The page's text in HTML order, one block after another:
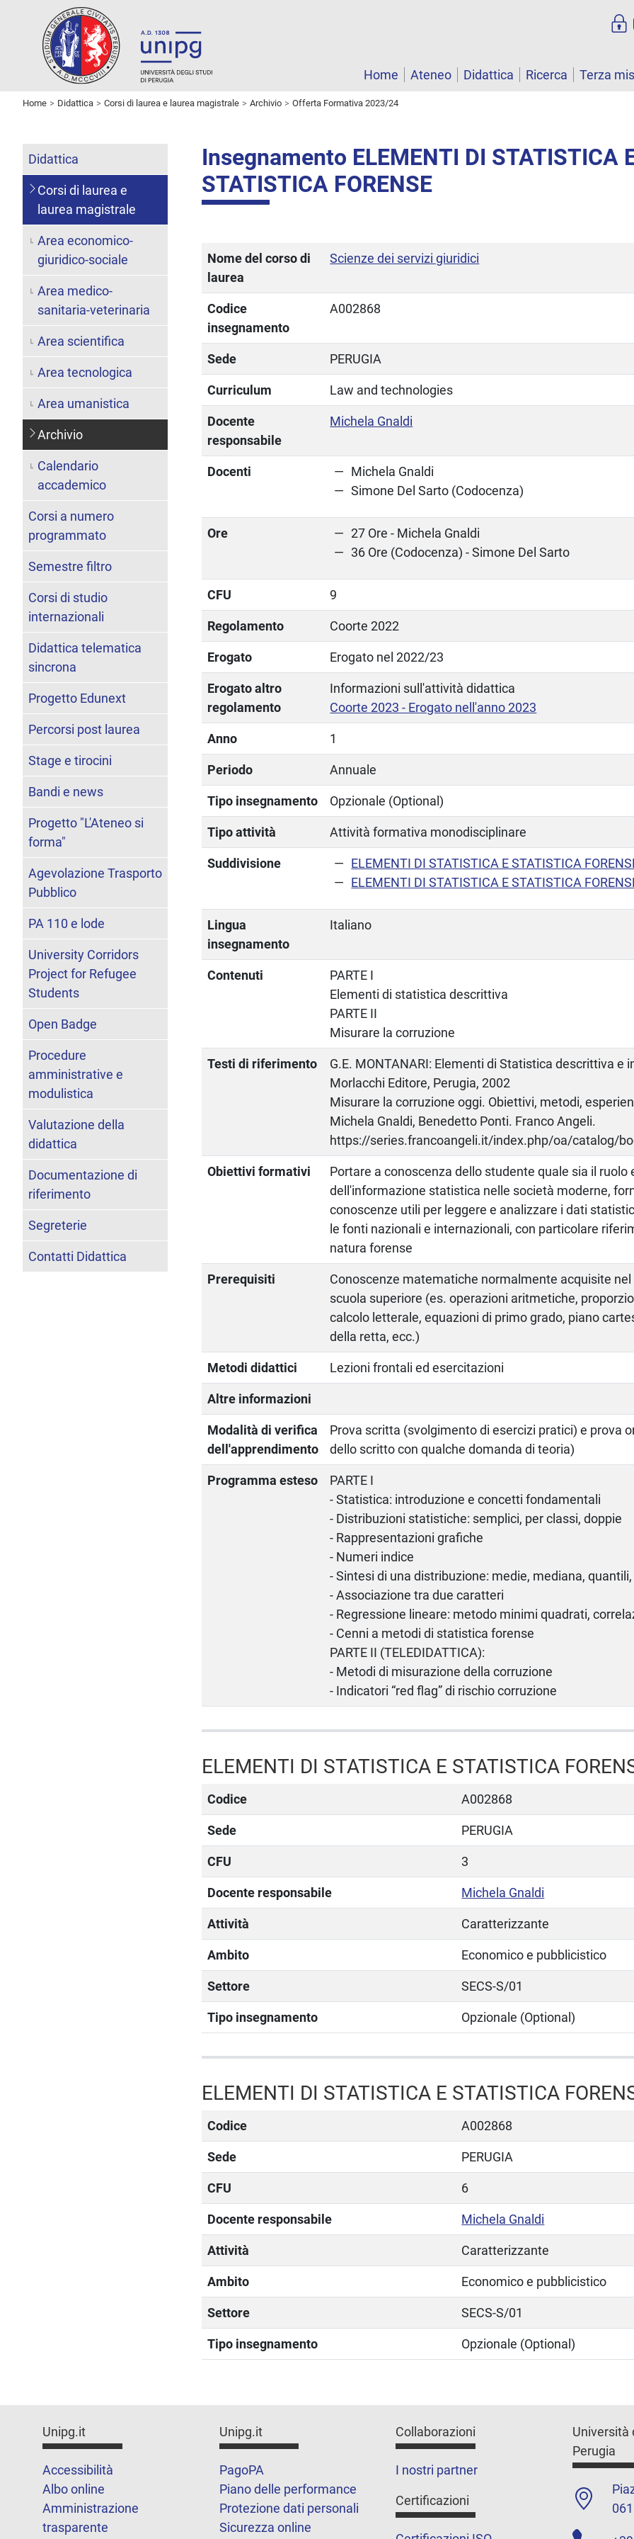
Home Ateneo Didattica Ricerca Terza
Home Didattica Corsi di laurea e laurea magistrale Archivio Offerta Formativa 2023/24
Insegnamento ELEMENTI DI STATISTICA
STATISTICA FORENSE
Nome del corso di
laurea
Scienze dei servizi giuridici
Codice
insegnamento
A002868
Sede PERUGIA
Curriculum Law and technologies
Docente
responsabile
Michela Gnaldi
Docenti
Michela Gnaldi
Simone Del Sarto (Codocenza)
Ore
27 Ore - Michela Gnaldi
36 Ore (Codocenza) - Simone Del Sarto
CFU 9
Regolamento Coorte 2022
Erogato Erogato nel 2022/23
Erogato altro
regolamento
Informazioni sull'attività didattica
Coorte 2023 - Erogato nell'anno 2023
Anno 1
Periodo Annuale
Tipo insegnamento Opzionale (Optional)
Tipo attività Attività formativa monodisciplinare
Suddivisione
ELEMENTI DI STATISTICA E STATISTICA
ELEMENTI DI STATISTICA E STATISTICA
Lingua
insegnamento
Italiano
Contenuti
PARTE I
Elementi di statistica descrittiva
PARTE II
Misurare la corruzione
Testi di riferimento
G.E. MONTANARI: Elementi di Statistica descrittiva e
Morlacchi Editore, Perugia, 2002
Misurare la corruzione oggi. Obiettivi, metodi,
Michela Gnaldi, Benedetto Ponti. Franco Angeli.
https://series.francoangeli.it/index.php/oa/catalog/
Obiettivi formativi
Portare a conoscenza dello studente quale sia il ruolo
dell'informazione statistica nelle società moderne,
conoscenze utili per leggere e analizzare i dati
le fonti nazionali e internazionali, con particolare
natura forense
Prerequisiti
Conoscenze matematiche normalmente acquisite
scuola superiore (es. operazioni aritmetiche,
calcolo letterale, equazioni di primo grado, piano
della retta, ecc.)
Metodi didattici Lezioni frontali ed esercitazioni
Altre informazioni
Modalità di verifica
dell'apprendimento
Prova scritta (svolgimento di esercizi pratici) e prova
dello scritto con qualche domanda di teoria)
Programma esteso
PARTE I
- Statistica: introduzione e concetti fondamentali
- Distribuzioni statistiche: semplici, per classi, doppie
- Rappresentazioni grafiche
- Numeri indice
- Sintesi di una distribuzione: medie, mediana,
- Associazione tra due caratteri
- Regressione lineare: metodo minimi quadrati,
- Cenni a metodi di statistica forense
PARTE II (TELEDIDATTICA):
- Metodi di misurazione della corruzione
- Indicatori “red flag” di rischio corruzione
ELEMENTI DI STATISTICA E STATISTICA
Codice A002868
Sede PERUGIA
CFU 3
Docente responsabile Michela Gnaldi
Attività Caratterizzante
Ambito Economico e pubblicistico
Settore SECS-S/01
Tipo insegnamento Opzionale (Optional)
ELEMENTI DI STATISTICA E STATISTICA
Codice A002868
Sede PERUGIA
CFU 6
Docente responsabile Michela Gnaldi
Attività Caratterizzante
Ambito Economico e pubblicistico
Settore SECS-S/01
Tipo insegnamento Opzionale (Optional)
Didattica
Corsi di laurea e
laurea magistrale
Area economico-
giuridico-sociale
Area medico-
sanitaria-veterinaria
Area scientifica
Area tecnologica
Area umanistica
Archivio
Calendario
accademico
Corsi a numero
programmato
Semestre filtro
Corsi di studio
internazionali
Didattica telematica
sincrona
Progetto Edunext
Percorsi post laurea
Stage e tirocini
Bandi e news
Progetto "L'Ateneo si
forma"
Agevolazione Trasporto
Pubblico
PA 110 e lode
University Corridors
Project for Refugee
Students
Open Badge
Procedure
amministrative e
modulistica
Valutazione della
didattica
Documentazione di
riferimento
Segreterie
Contatti Didattica
Unipg.it
Accessibilità
Albo online
Amministrazione
trasparente
Unipg.it
PagoPA
Piano delle performance
Protezione dati personali
Sicurezza online
Collaborazioni
I nostri partner
Certificazioni
Università
Perugia